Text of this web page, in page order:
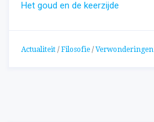
Het goud en de keerzijde
Actualiteit / Filosofie / Verwonderingen